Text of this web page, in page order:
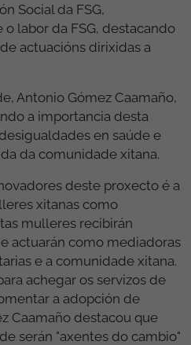
Social da FSG,
labor da FSG, destacando
actuacións dirixidas a
Antonio Gómez Caamaño,
a importancia desta
en saúde e
da comunidade xitana.
deste proxecto é a
xitanas como
mulleres recibirán
actuarán como mediadoras
e a comunidade xitana.
achegar os servizos de
a adopción de
Caamaño destacou que
serán "axentes do cambio"